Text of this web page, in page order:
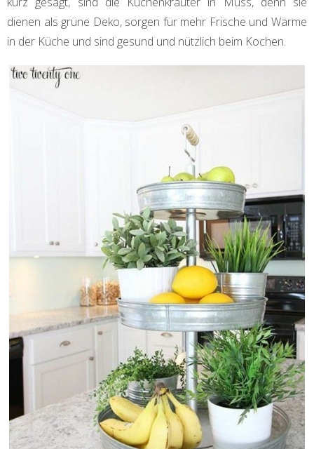
dienen als grüne Deko, sorgen für mehr Frische und Wärme
in der Küche und sind gesund und nützlich beim Kochen.